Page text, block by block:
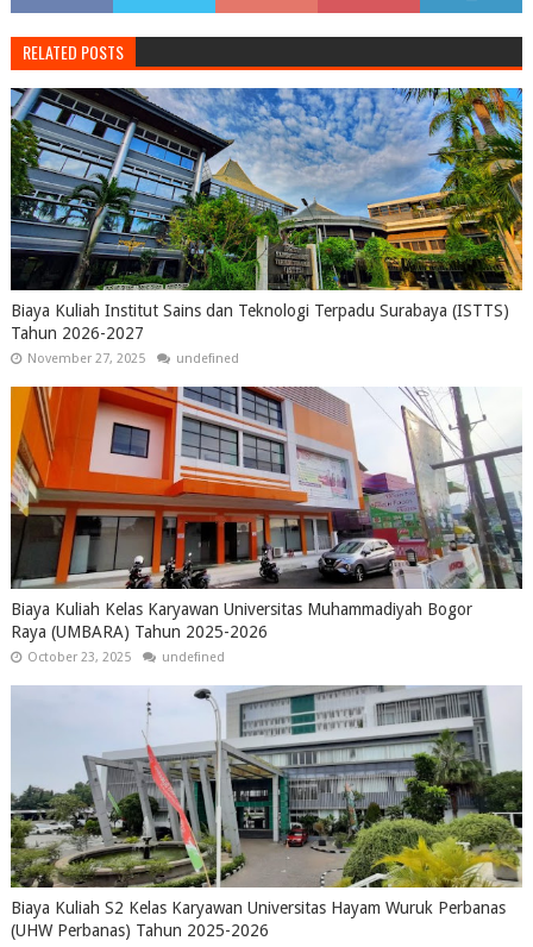
RELATED POSTS
Biaya Kuliah Institut Sains dan Teknologi Terpadu Surabaya (ISTTS)
Tahun 2026-2027
November 27, 2025 undefined
Biaya Kuliah Kelas Karyawan Universitas Muhammadiyah Bogor
Raya (UMBARA) Tahun 2025-2026
October 23, 2025 undefined
Biaya Kuliah S2 Kelas Karyawan Universitas Hayam Wuruk Perbanas
(UHW Perbanas) Tahun 2025-2026